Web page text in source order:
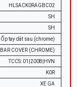
HLSACK0RAGBC02
SH
SH
Ốp tay dắt sau (chrome)
COVER (CHROME)
TCCS: 01|2008|HVN
K0R
XE GA